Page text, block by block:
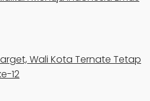
Wali Kota Ternate Tetap
12